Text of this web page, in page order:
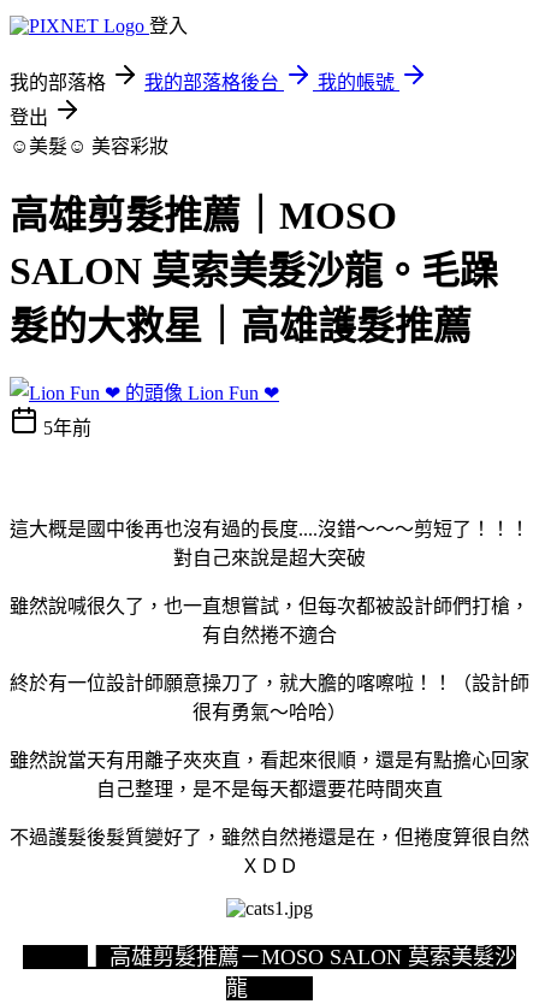
登入
我的部落格 我的部落格後台
我的帳號
登出
☺美髮☺ 美容彩妝
高雄剪髮推薦｜MOSO
SALON 莫索美髮沙龍。毛躁
髮的大救星｜高雄護髮推薦
Lion Fun ❤
5年前
這大概是國中後再也沒有過的長度....沒錯～～～剪短了！！！
對自己來說是超大突破
雖然說喊很久了，也一直想嘗試，但每次都被設計師們打槍，
有自然捲不適合
終於有一位設計師願意操刀了，就大膽的喀嚓啦！！（設計師
很有勇氣～哈哈）
雖然說當天有用離子夾夾直，看起來很順，還是有點擔心回家
自己整理，是不是每天都還要花時間夾直
不過護髮後髮質變好了，雖然自然捲還是在，但捲度算很自然
ＸＤＤ
▍高雄剪髮推薦－MOSO SALON 莫索美髮沙
龍